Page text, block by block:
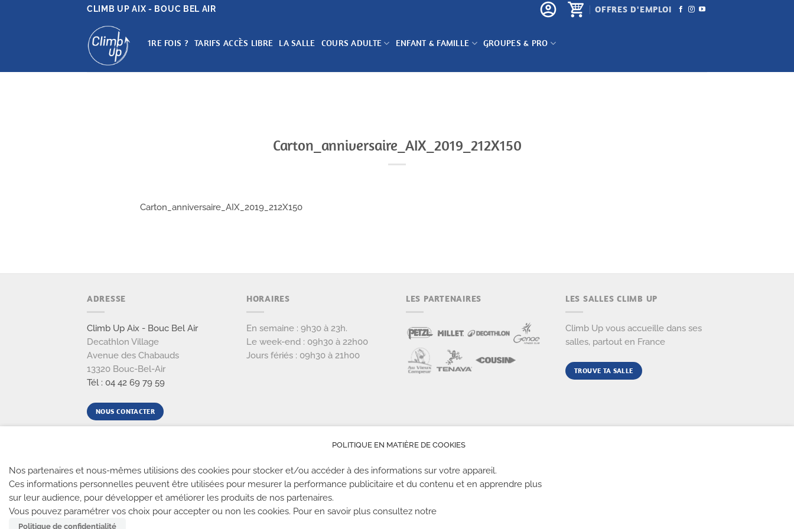
CLIMB UP AIX - BOUC BEL AIR OFFRES D'EMPLOI
1RE FOIS ? TARIFS ACCÈS LIBRE LA SALLE COURS ADULTE ENFANT & FAMILLE GROUPES & PRO
Carton_anniversaire_AIX_2019_212X150
Carton_anniversaire_AIX_2019_212X150
ADRESSE
Climb Up Aix - Bouc Bel Air
Decathlon Village
Avenue des Chabauds
13320 Bouc-Bel-Air
Tél : 04 42 69 79 59
NOUS CONTACTER
HORAIRES
En semaine : 9h30 à 23h.
Le week-end : 09h30 à 22h00
Jours fériés : 09h30 à 21h00
LES PARTENAIRES LES SALLES CLIMB UP
Climb Up vous accueille dans ses
salles, partout en France
TROUVE TA SALLE
REJOIGNEZ-NOUS-CLIMB UP INVESTISSEMENTS-MENTIONS LÉGALES-CONFIDENTIALITÉ- © 2020 TOUS DROITS RÉSERVÉS
POLITIQUE EN MATIÈRE DE COOKIES
Nos partenaires et nous-mêmes utilisions des cookies pour stocker et/ou accéder à des informations sur votre appareil.
Ces informations personnelles peuvent être utilisées pour mesurer la performance publicitaire et du contenu et en apprendre plus
sur leur audience, pour développer et améliorer les produits de nos partenaires.
Vous pouvez paramétrer vos choix pour accepter ou non les cookies. Pour en savoir plus consultez notre
Politique de confidentialité